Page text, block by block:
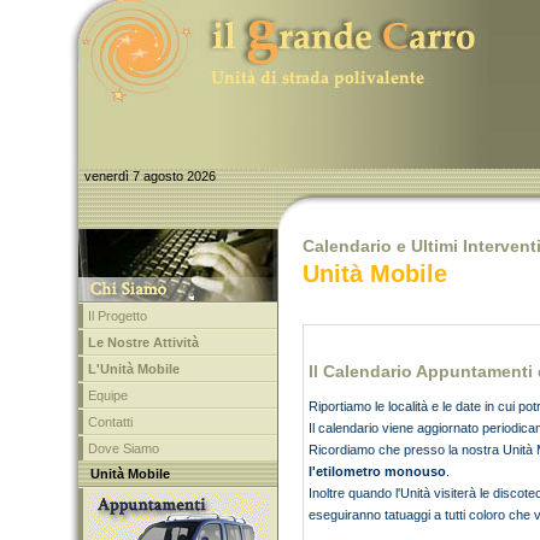
venerdì 7 agosto 2026
Il Progetto
Le Nostre Attività
L'Unità Mobile
Equipe
Contatti
Dove Siamo
Unità Mobile
Calendario e Ultimi Interventi
Unità Mobile
Il Calendario
Riportiamo le località e le date in cui
Il calendario viene aggiornato
Ricordiamo che presso la nostra Unità
l'etilometro monouso
Inoltre quando l'Unità visiterà le
eseguiranno tatuaggi a tutti coloro che